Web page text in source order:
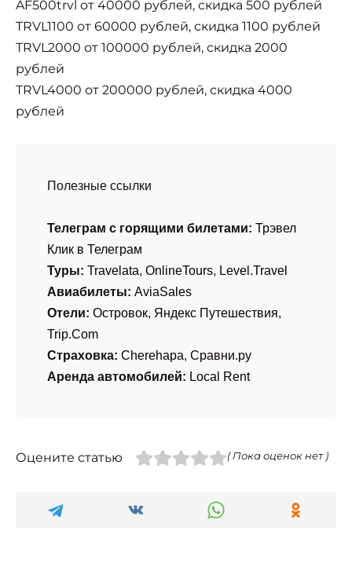
AF500trvl от 40000 рублей, скидка 500 рублей
TRVL1100 от 60000 рублей, скидка 1100 рублей
TRVL2000 от 100000 рублей, скидка 2000
рублей
TRVL4000 от 200000 рублей, скидка 4000
рублей
Полезные ссылки
Телеграм с горящими билетами: Трэвел
Клик в Телеграм
Туры: Travelata, OnlineTours, Level.Travel
Авиабилеты: AviaSales
Отели: Островок, Яндекс Путешествия,
Trip.Com
Страховка: Cherehapa, Сравни.ру
Аренда автомобилей: Local Rent
Оцените статью ( Пока оценок нет )